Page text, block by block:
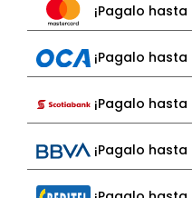
¡Pagalo hasta
¡Pagalo hasta
¡Pagalo hasta
¡Pagalo hasta